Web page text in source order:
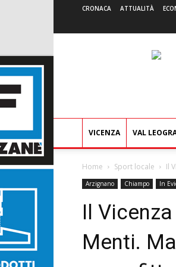
CRONACA ATTUALITÀ
VICENZA VAL
Home Sport locale Il
Arzignano Chiampo In
Il
Menti.